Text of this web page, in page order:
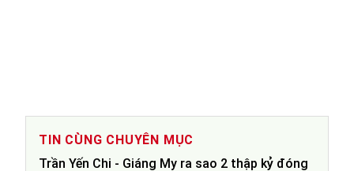
TIN CÙNG CHUYÊN MỤC
Trần Yến Chi - Giáng My ra sao 2 thập kỷ đóng